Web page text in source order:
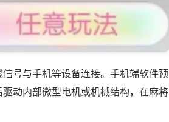
号与手机等设备连接。手机端软件预
动内部微型电机或机械结构，在麻将